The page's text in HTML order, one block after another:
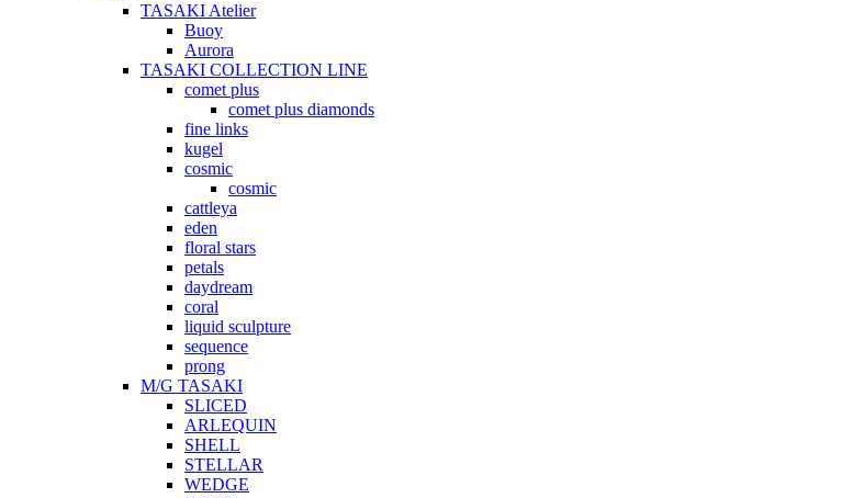
TASAKI Atelier
Buoy
Aurora
TASAKI COLLECTION LINE
comet plus
comet plus diamonds
fine links
kugel
cosmic
cosmic
cattleya
eden
floral stars
petals
daydream
coral
liquid sculpture
sequence
prong
M/G TASAKI
SLICED
ARLEQUIN
SHELL
STELLAR
WEDGE